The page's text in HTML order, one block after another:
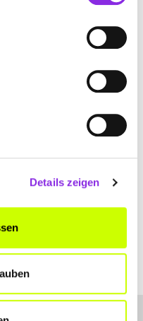
Details zeigen
Pirmasens DE